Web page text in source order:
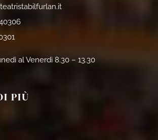
al Venerdì 8.30 – 13.30
PIÙ